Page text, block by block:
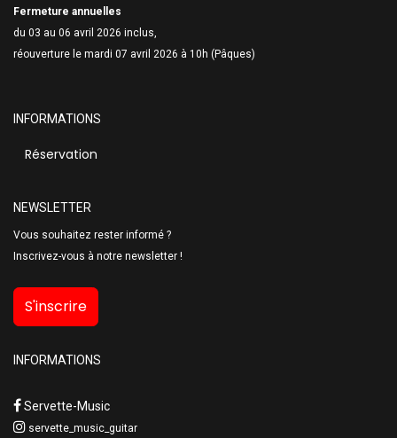
Fermeture annuelles
du 03 au 06 avril 2026 inclus,
réouverture le mardi 07 avril 2026 à 10h (Pâques)
INFORMATIONS
Réservation
NEWSLETTER
Vous souhaitez rester informé ?
Inscrivez-vous à notre newsletter !
S'inscrire
INFORMATIONS
Servette-Music
servette_music_guitar